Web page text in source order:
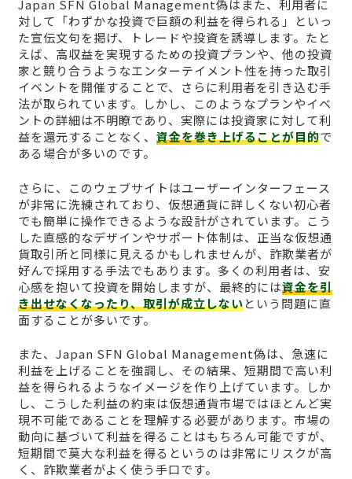
Japan SFN Global Management偽はまた、利用者に
対して「わずかな投資で巨額の利益を得られる」といっ
た宣伝文句を掲げ、トレードや投資を誘導します。たと
えば、高収益を実現するための投資プランや、他の投資
家と競り合うようなエンターテイメント性を持った取引
イベントを開催することで、さらに利用者を引き込む手
法が取られています。しかし、このようなプランやイベ
ントの詳細は不明瞭であり、実際には投資家に対して利
益を還元することなく、 資金を巻き上げることが目的で
ある場合が多いのです。
さらに、このウェブサイトはユーザーインターフェース
が非常に洗練されており、仮想通貨に詳しくない初心者
でも簡単に操作できるような設計がされています。こう
した直感的なデザインやサポート体制は、正当な仮想通
貨取引所と同様に見えるかもしれませんが、詐欺業者が
好んで採用する手法でもあります。多くの利用者は、安
心感を抱いて投資を開始しますが、最終的には資金を引
き出せなくなったり、取引が成立しないという問題に直
面することが多いです。
また、Japan SFN Global Management偽は、急速に
利益を上げることを強調し、その結果、短期間で高い利
益を得られるようなイメージを作り上げています。しか
し、こうした利益の約束は仮想通貨市場ではほとんど実
現不可能であることを理解する必要があります。市場の
動向に基づいて利益を得ることはもちろん可能ですが、
短期間で莫大な利益を得るというのは非常にリスクが高
く、詐欺業者がよく使う手口です。